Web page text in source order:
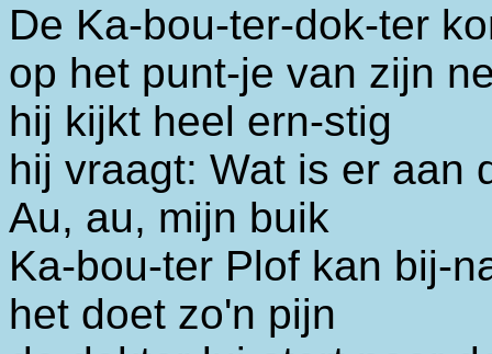
De Ka-bou-ter-dok-ter
op het punt-je van zijn
hij kijkt heel ern-stig
hij vraagt: Wat is er aan
Au, au, mijn buik
Ka-bou-ter Plof kan bij-
het doet zo'n pijn